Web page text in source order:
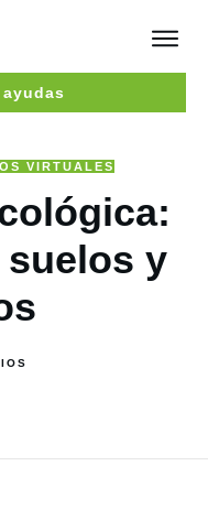
VIRTUALES
y